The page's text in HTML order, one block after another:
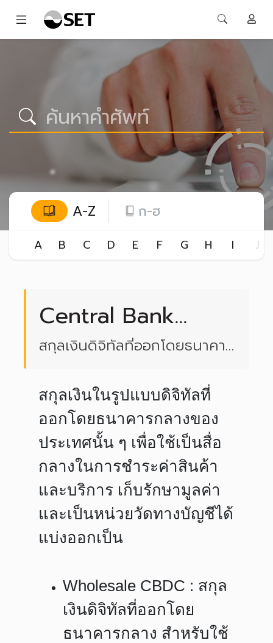
A-Z ก-ฮ
A B C D E F G H I J
Central Bank
Digital Currency
(CBDC)
สกุลเงินดิจิทัลที่ออกโดยธนาคาร
สกุลเงินในรูปแบบดิจิทัลที่
ออกโดยธนาคารกลางของ
ประเทศนั้น ๆ เพื่อใช้เป็นสื่อ
กลางในการชำระค่าสินค้า
และบริการ เก็บรักษามูลค่า
และเป็นหน่วยวัดทางบัญชีได้
แบ่งออกเป็น
Wholesale CBDC : สกุล
เงินดิจิทัลที่ออกโดย
ธนาคารกลาง สำหรับใช้